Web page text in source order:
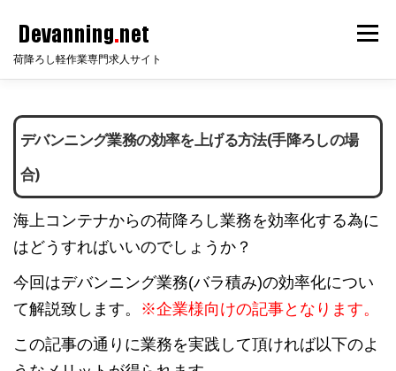
テ
ツ
キ
ッ
プ
荷降ろし軽作業専門求人サイト
メニ
HOME サイト説明 倉庫知識 会員ログイン
無料会員登録
デバンニング業務の効率を上げる方法(手降ろしの場
合)
海上コンテナからの荷降ろし業務を効率化する為に
はどうすればいいのでしょうか？
今回はデバンニング業務(バラ積み)の効率化につい
て解説致します。 ※企業様向けの記事となります。
この記事の通りに業務を実践して頂ければ以下のよ